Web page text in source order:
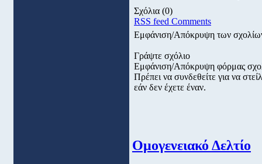
Σχόλια (0)
RSS feed Comments
Εμφάνιση/Απόκρυψη των
Γράψτε σχόλιο
Εμφάνιση/Απόκρυψη φόρμας
Πρέπει να συνδεθείτε για να
εάν δεν έχετε έναν.
Ομογενειακό Δελτίο